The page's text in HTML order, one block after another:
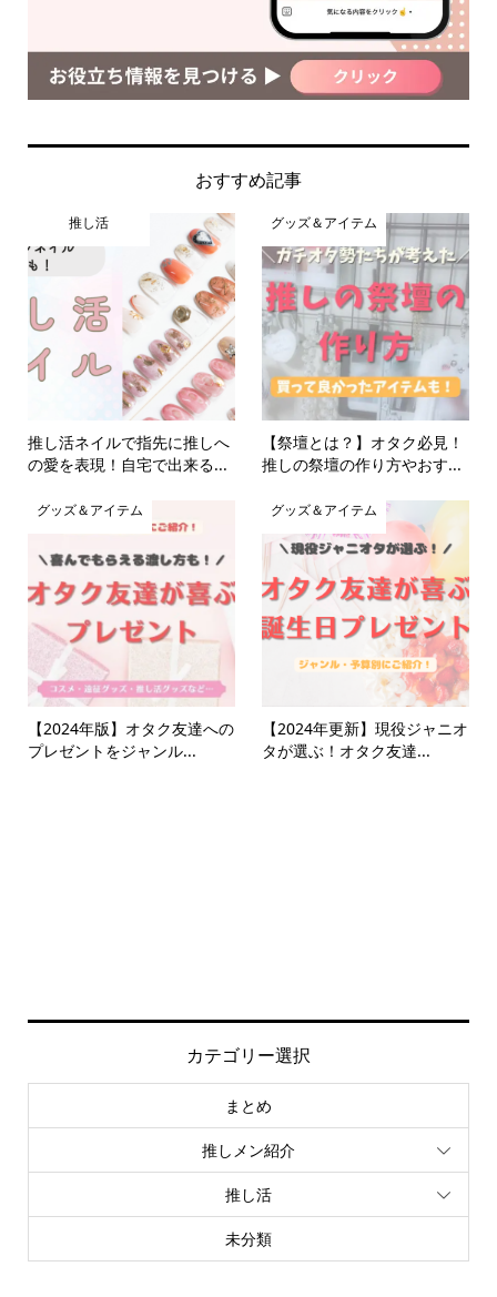
おすすめ記事
推し活
推し活ネイルで指先に推しへ
の愛を表現！自宅で出来る...
グッズ＆アイテム
【祭壇とは？】オタク必見！
推しの祭壇の作り方やおす...
グッズ＆アイテム
【2024年版】オタク友達への
プレゼントをジャンル...
グッズ＆アイテム
【2024年更新】現役ジャニオ
タが選ぶ！オタク友達...
カテゴリー選択
まとめ
推しメン紹介
推し活
未分類